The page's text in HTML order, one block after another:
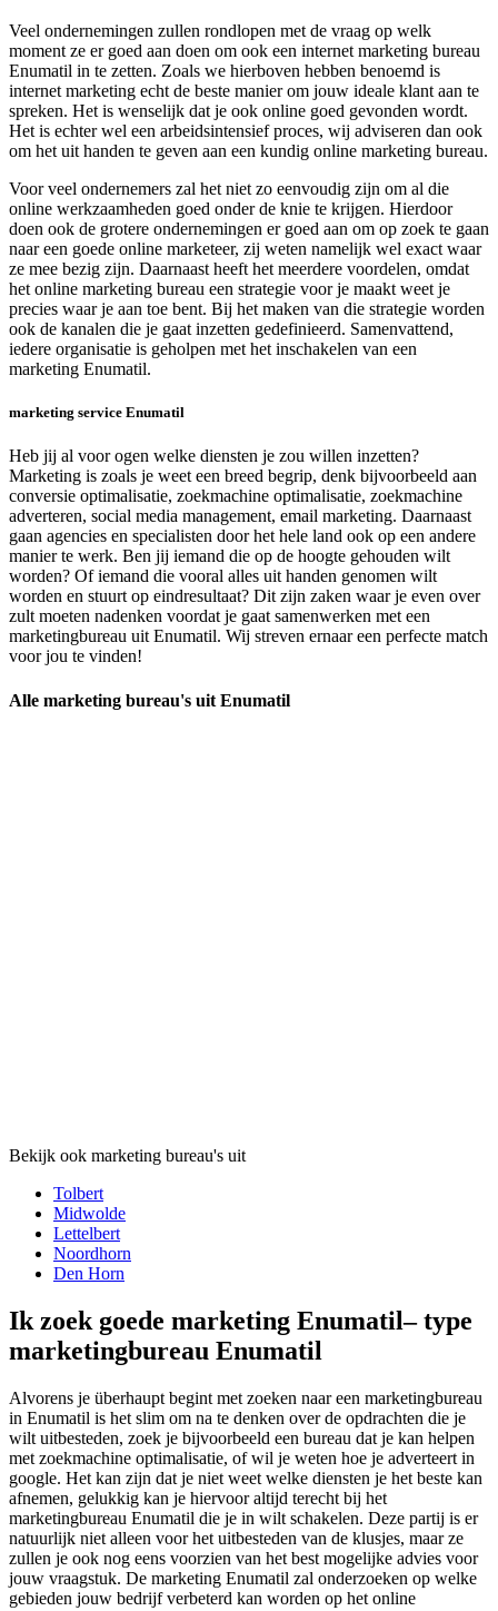
Veel ondernemingen zullen rondlopen met de vraag op welk
moment ze er goed aan doen om ook een internet marketing bureau
Enumatil in te zetten. Zoals we hierboven hebben benoemd is
internet marketing echt de beste manier om jouw ideale klant aan te
spreken. Het is wenselijk dat je ook online goed gevonden wordt.
Het is echter wel een arbeidsintensief proces, wij adviseren dan ook
om het uit handen te geven aan een kundig online marketing bureau.
Voor veel ondernemers zal het niet zo eenvoudig zijn om al die
online werkzaamheden goed onder de knie te krijgen. Hierdoor
doen ook de grotere ondernemingen er goed aan om op zoek te gaan
naar een goede online marketeer, zij weten namelijk wel exact waar
ze mee bezig zijn. Daarnaast heeft het meerdere voordelen, omdat
het online marketing bureau een strategie voor je maakt weet je
precies waar je aan toe bent. Bij het maken van die strategie worden
ook de kanalen die je gaat inzetten gedefinieerd. Samenvattend,
iedere organisatie is geholpen met het inschakelen van een
marketing Enumatil.
marketing service Enumatil
Heb jij al voor ogen welke diensten je zou willen inzetten?
Marketing is zoals je weet een breed begrip, denk bijvoorbeeld aan
conversie optimalisatie, zoekmachine optimalisatie, zoekmachine
adverteren, social media management, email marketing. Daarnaast
gaan agencies en specialisten door het hele land ook op een andere
manier te werk. Ben jij iemand die op de hoogte gehouden wilt
worden? Of iemand die vooral alles uit handen genomen wilt
worden en stuurt op eindresultaat? Dit zijn zaken waar je even over
zult moeten nadenken voordat je gaat samenwerken met een
marketingbureau uit Enumatil. Wij streven ernaar een perfecte match
voor jou te vinden!
Alle marketing bureau's uit Enumatil
Bekijk ook marketing bureau's uit
Tolbert
Midwolde
Lettelbert
Noordhorn
Den Horn
Ik zoek goede marketing Enumatil– type
marketingbureau Enumatil
Alvorens je überhaupt begint met zoeken naar een marketingbureau
in Enumatil is het slim om na te denken over de opdrachten die je
wilt uitbesteden, zoek je bijvoorbeeld een bureau dat je kan helpen
met zoekmachine optimalisatie, of wil je weten hoe je adverteert in
google. Het kan zijn dat je niet weet welke diensten je het beste kan
afnemen, gelukkig kan je hiervoor altijd terecht bij het
marketingbureau Enumatil die je in wilt schakelen. Deze partij is er
natuurlijk niet alleen voor het uitbesteden van de klusjes, maar ze
zullen je ook nog eens voorzien van het best mogelijke advies voor
jouw vraagstuk. De marketing Enumatil zal onderzoeken op welke
gebieden jouw bedrijf verbeterd kan worden op het online